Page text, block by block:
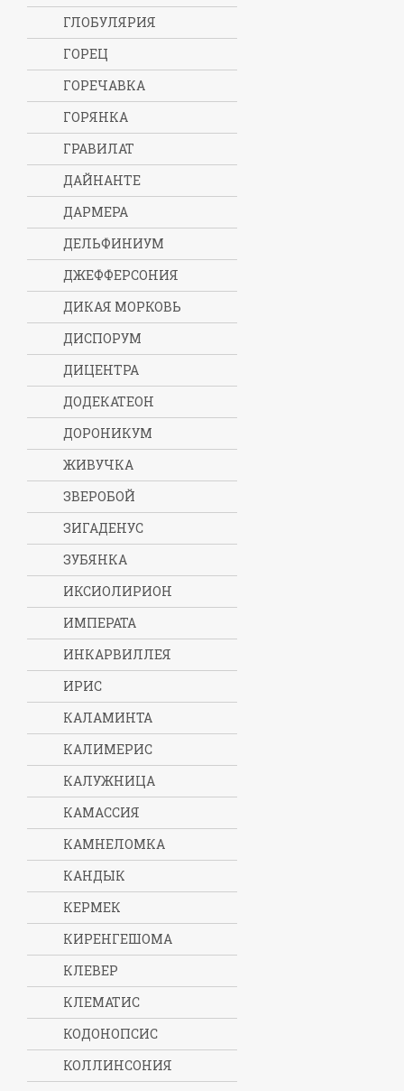
ГЛОБУЛЯРИЯ
ГОРЕЦ
ГОРЕЧАВКА
ГОРЯНКА
ГРАВИЛАТ
ДАЙНАНТЕ
ДАРМЕРА
ДЕЛЬФИНИУМ
ДЖЕФФЕРСОНИЯ
ДИКАЯ МОРКОВЬ
ДИСПОРУМ
ДИЦЕНТРА
ДОДЕКАТЕОН
ДОРОНИКУМ
ЖИВУЧКА
ЗВЕРОБОЙ
ЗИГАДЕНУС
ЗУБЯНКА
ИКСИОЛИРИОН
ИМПЕРАТА
ИНКАРВИЛЛЕЯ
ИРИС
КАЛАМИНТА
КАЛИМЕРИС
КАЛУЖНИЦА
КАМАССИЯ
КАМНЕЛОМКА
КАНДЫК
КЕРМЕК
КИРЕНГЕШОМА
КЛЕВЕР
КЛЕМАТИС
КОДОНОПСИС
КОЛЛИНСОНИЯ